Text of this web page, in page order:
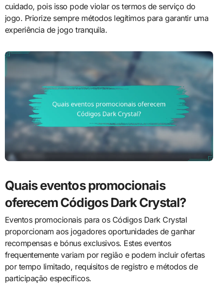
cuidado, pois isso pode violar os termos de serviço do
jogo. Priorize sempre métodos legítimos para garantir uma
experiência de jogo tranquila.
Quais eventos promocionais
oferecem Códigos Dark Crystal?
Eventos promocionais para os Códigos Dark Crystal
proporcionam aos jogadores oportunidades de ganhar
recompensas e bónus exclusivos. Estes eventos
frequentemente variam por região e podem incluir ofertas
por tempo limitado, requisitos de registro e métodos de
participação específicos.